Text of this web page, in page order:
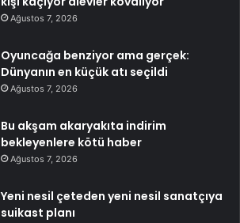
Ağustos 7, 2026
Oyuncağa benziyor ama gerçek:
Dünyanın en küçük atı seçildi
Ağustos 7, 2026
Bu akşam akaryakıta indirim
bekleyenlere kötü haber
Ağustos 7, 2026
Yeni nesil çeteden yeni nesil sanatçıya
suikast planı